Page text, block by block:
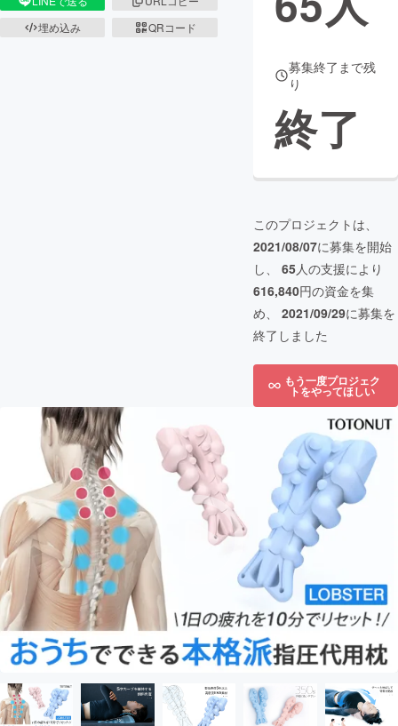
埋め込み
QRコード
募集終了まで残
り
終了
このプロジェクトは、
2021/08/07に募集を開始
し、 65人の支援により
616,840円の資金を集
め、 2021/09/29に募集を
終了しました
もう一度プロジェク
トをやってほしい